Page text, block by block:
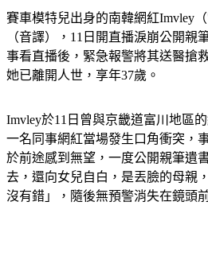
賽車模特兒出身的南韓網紅Imvley
（音譯），11日開直播淚崩公開親
事看直播後，緊急報警將其送醫搶
她已離開人世，享年37歲。
Imvley於11日曾與京畿道富川地區
一名同事網紅當場發生口角衝突，
於前途感到無望，一度公開親筆遺
去，還向女兒自白，是丟臉的母親
沒有錯」，隨後無預警消失在鏡頭